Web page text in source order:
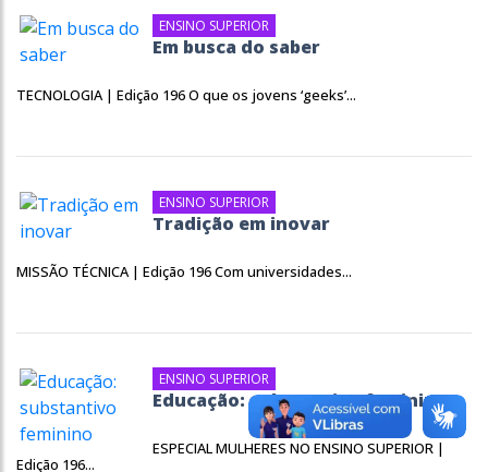
ENSINO SUPERIOR
Em busca do saber
TECNOLOGIA | Edição 196 O que os jovens ‘geeks’...
ENSINO SUPERIOR
Tradição em inovar
MISSÃO TÉCNICA | Edição 196 Com universidades...
ENSINO SUPERIOR
Educação: substantivo feminino
ESPECIAL MULHERES NO ENSINO SUPERIOR |
Edição 196...